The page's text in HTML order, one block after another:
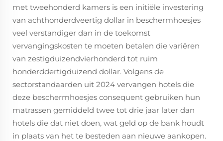
met tweehonderd kamers is een initiële investering
van achthonderdveertig dollar in beschermhoesjes
veel verstandiger dan in de toekomst
vervangingskosten te moeten betalen die variëren
van zestigduizendvierhonderd tot ruim
honderddertigduizend dollar. Volgens de
sectorstandaarden uit 2024 vervangen hotels die
deze beschermhoesjes consequent gebruiken hun
matrassen gemiddeld twee tot drie jaar later dan
hotels die dat niet doen, wat geld op de bank houdt
in plaats van het te besteden aan nieuwe aankopen.